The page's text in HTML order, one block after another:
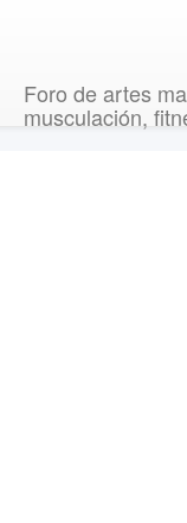
Foro de artes
musculación,